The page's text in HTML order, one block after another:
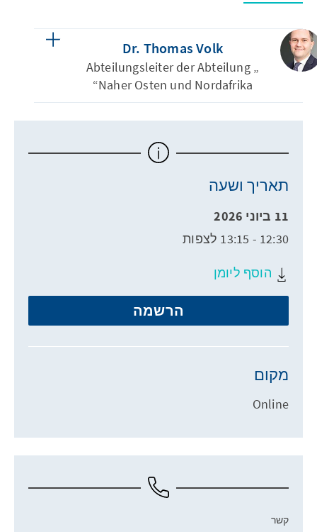
Dr. Thomas Volk
Abteilungsleiter der Abteilung „
Naher Osten und Nordafrika“
תאריך ושעה
11 ביוני 2026
12:30 - 13:15 לצפות
הוסף ליומן
הרשמה
מקום
Online
קשר